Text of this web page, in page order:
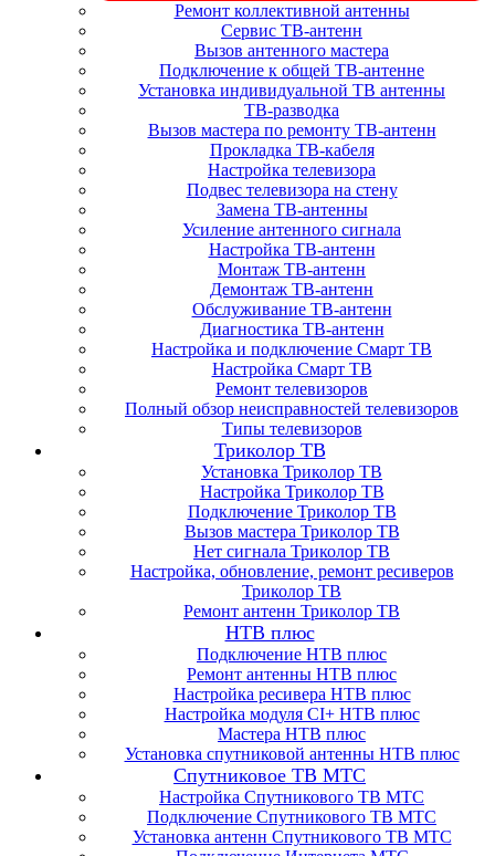
Ремонт коллективной антенны
Сервис ТВ-антенн
Вызов антенного мастера
Подключение к общей ТВ-антенне
Установка индивидуальной ТВ антенны
ТВ-разводка
Вызов мастера по ремонту ТВ-антенн
Прокладка ТВ-кабеля
Настройка телевизора
Подвес телевизора на стену
Замена ТВ-антенны
Усиление антенного сигнала
Настройка ТВ-антенн
Монтаж ТВ-антенн
Демонтаж ТВ-антенн
Обслуживание ТВ-антенн
Диагностика ТВ-антенн
Настройка и подключение Смарт ТВ
Настройка Смарт ТВ
Ремонт телевизоров
Полный обзор неисправностей телевизоров
Типы телевизоров
Триколор ТВ
Установка Триколор ТВ
Настройка Триколор ТВ
Подключение Триколор ТВ
Вызов мастера Триколор ТВ
Нет сигнала Триколор ТВ
Настройка, обновление, ремонт ресиверов
Триколор ТВ
Ремонт антенн Триколор ТВ
НТВ плюс
Подключение НТВ плюс
Ремонт антенны НТВ плюс
Настройка ресивера НТВ плюс
Настройка модуля CI+ НТВ плюс
Мастера НТВ плюс
Установка спутниковой антенны НТВ плюс
Спутниковое ТВ МТС
Настройка Спутникового ТВ МТС
Подключение Спутникового ТВ МТС
Установка антенн Спутникового ТВ МТС